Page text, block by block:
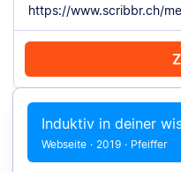
Mit
Webseite · 2019 · Pfeiffer